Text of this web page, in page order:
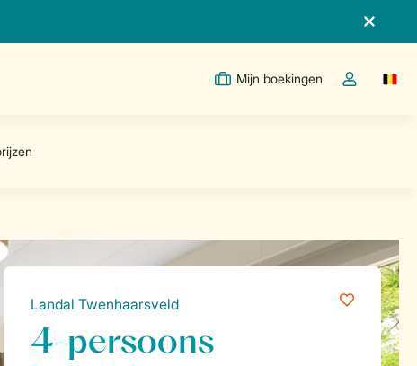
Mijn boekingen
Open de
Landal Twenhaarsveld
4-persoons